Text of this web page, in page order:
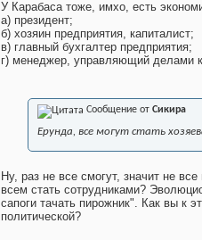
У Карабаса тоже, имхо, есть
а) президент;
б) хозяин предприятия, капиталист;
в) главный бухгалтер предприятия;
г) менеджер, управляющий делами
Сообщение от Сикира
Ерунда, все могут стать
Ну, раз не все смогут, значит не
всем стать сотрудниками?
сапоги тачать пирожник". Как вы к
политической?